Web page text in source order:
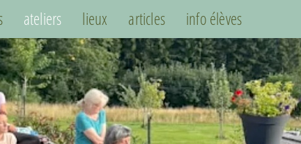
ateliers lieux articles info élèves